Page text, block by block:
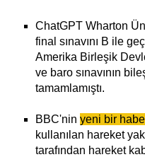
ChatGPT Wharton
final sınavını B ile
Amerika Birleşik
ve baro sınavının
tamamlamıştı.
BBC'nin yeni bir
kullanılan hareket
tarafından hareket